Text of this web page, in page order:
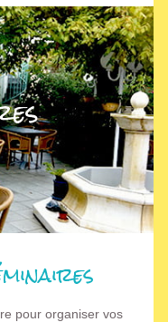
pour organiser vos